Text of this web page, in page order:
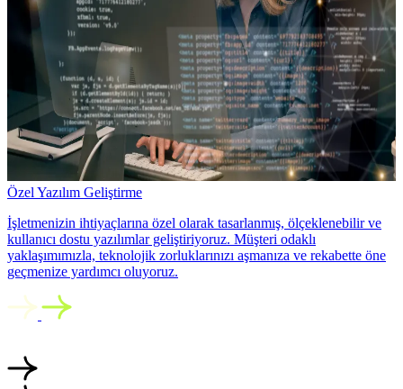
Özel Yazılım Geliştirme
İşletmenizin ihtiyaçlarına özel olarak tasarlanmış, ölçeklenebilir ve
kullanıcı dostu yazılımlar geliştiriyoruz. Müşteri odaklı
yaklaşımımızla, teknolojik zorluklarınızı aşmanıza ve rekabette öne
geçmenize yardımcı oluyoruz.